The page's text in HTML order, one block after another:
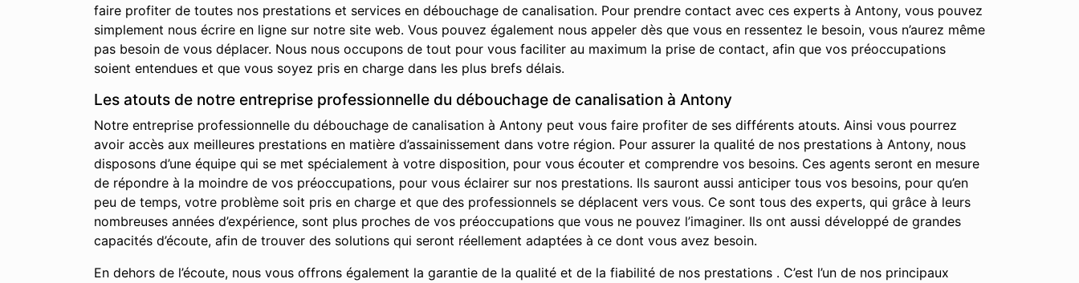
faire profiter de toutes nos prestations et services en débouchage de canalisation. Pour prendre contact avec ces experts à Antony, vous pouvez
simplement nous écrire en ligne sur notre site web. Vous pouvez également nous appeler dès que vous en ressentez le besoin, vous n’aurez même
pas besoin de vous déplacer. Nous nous occupons de tout pour vous faciliter au maximum la prise de contact, afin que vos préoccupations
soient entendues et que vous soyez pris en charge dans les plus brefs délais.
Les atouts de notre entreprise professionnelle du débouchage de canalisation à Antony
Notre entreprise professionnelle du débouchage de canalisation à Antony peut vous faire profiter de ses différents atouts. Ainsi vous pourrez
avoir accès aux meilleures prestations en matière d’assainissement dans votre région. Pour assurer la qualité de nos prestations à Antony, nous
disposons d’une équipe qui se met spécialement à votre disposition, pour vous écouter et comprendre vos besoins. Ces agents seront en mesure
de répondre à la moindre de vos préoccupations, pour vous éclairer sur nos prestations. Ils sauront aussi anticiper tous vos besoins, pour qu’en
peu de temps, votre problème soit pris en charge et que des professionnels se déplacent vers vous. Ce sont tous des experts, qui grâce à leurs
nombreuses années d’expérience, sont plus proches de vos préoccupations que vous ne pouvez l’imaginer. Ils ont aussi développé de grandes
capacités d’écoute, afin de trouver des solutions qui seront réellement adaptées à ce dont vous avez besoin.
En dehors de l’écoute, nous vous offrons également la garantie de la qualité et de la fiabilité de nos prestations . C’est l’un de nos principaux